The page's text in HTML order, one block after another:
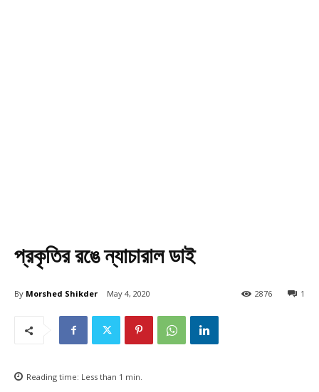
প্রকৃতির রঙে ন্যাচারাল ডাই
By Morshed Shikder May 4, 2020 1
2876
Reading time: Less than 1 min.